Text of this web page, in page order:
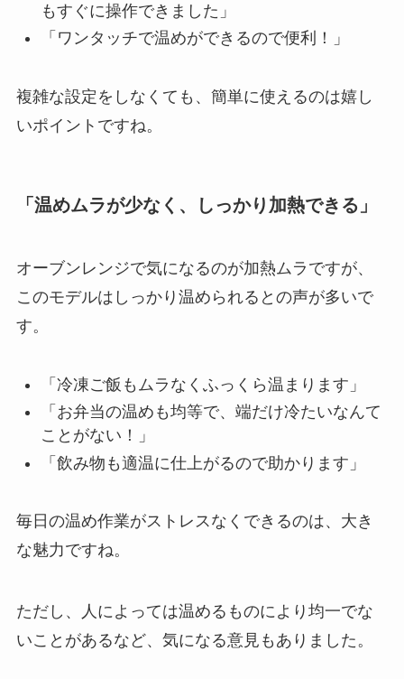
もすぐに操作できました」
「ワンタッチで温めができるので便利！」
複雑な設定をしなくても、簡単に使えるのは嬉し
いポイントですね。
「温めムラが少なく、しっかり加熱できる」
オーブンレンジで気になるのが加熱ムラですが、
このモデルはしっかり温められるとの声が多いで
す。
「冷凍ご飯もムラなくふっくら温まります」
「お弁当の温めも均等で、端だけ冷たいなんて
ことがない！」
「飲み物も適温に仕上がるので助かります」
毎日の温め作業がストレスなくできるのは、大き
な魅力ですね。
ただし、人によっては温めるものにより均一でな
いことがあるなど、気になる意見もありました。